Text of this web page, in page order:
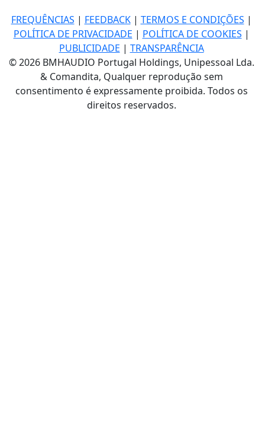
FREQUÊNCIAS | FEEDBACK| TERMOS E CONDIÇÕES |
POLÍTICA DE PRIVACIDADE | POLÍTICA DE COOKIES |
PUBLICIDADE | TRANSPARÊNCIA
© 2026 BMHAUDIO Portugal Holdings, Unipessoal Lda.
& Comandita, Qualquer reprodução sem
consentimento é expressamente proibida. Todos os
direitos reservados.